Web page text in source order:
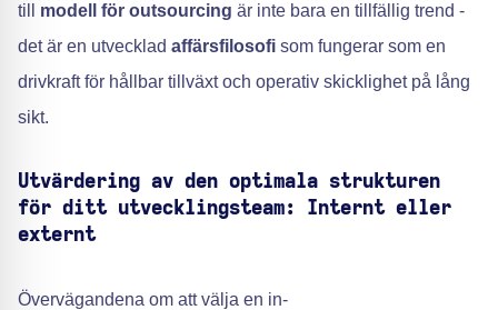
till modell för outsourcing är inte bara en tillfällig trend -
det är en utvecklad affärsfilosofi som fungerar som en
drivkraft för hållbar tillväxt och operativ skicklighet på lång
sikt.
Utvärdering av den optimala strukturen
för ditt utvecklingsteam: Internt eller
externt
Övervägandena om att välja en in-